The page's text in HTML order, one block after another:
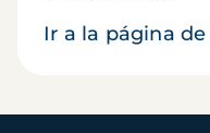
Ir a la página